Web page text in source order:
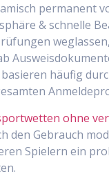
permanent
& schnelle
häufig
ohne
den Gebrauch
Spielern ein